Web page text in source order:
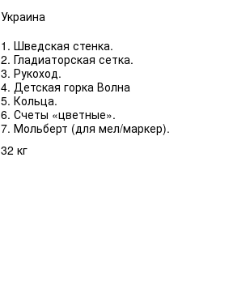
Украина
1. Шведская стенка.
2. Гладиаторская сетка.
3. Рукоход.
4. Детская горка Волна
5. Кольца.
6. Счеты «цветные».
7. Мольберт (для мел/маркер).
32 кг